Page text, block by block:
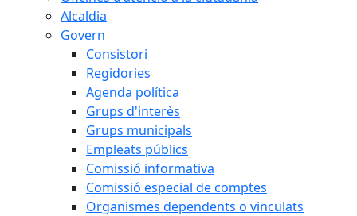
Alcaldia
Govern
Consistori
Regidories
Agenda política
Grups d'interès
Grups municipals
Empleats públics
Comissió informativa
Comissió especial de comptes
Organismes dependents o vinculats